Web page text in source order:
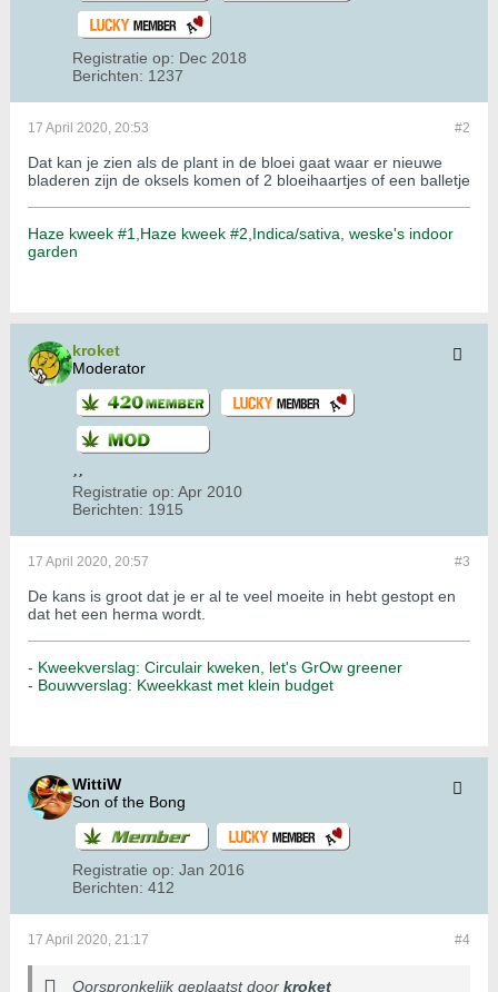
Registratie op: Dec 2018
Berichten: 1237
#2
17 April 2020, 20:53
Dat kan je zien als de plant in de bloei gaat waar er nieuwe
bladeren zijn de oksels komen of 2 bloeihaartjes of een balletje
Haze kweek #1 Haze kweek #2 Indica/sativa weske's indoor
garden
kroket
Moderator
Registratie op: Apr 2010
Berichten: 1915
#3
17 April 2020, 20:57
De kans is groot dat je er al te veel moeite in hebt gestopt en
dat het een herma wordt.
- Kweekverslag: Circulair kweken, let's GrOw greener
- Bouwverslag: Kweekkast met klein budget
WittiW
Son of the Bong
Registratie op: Jan 2016
Berichten: 412
#4
17 April 2020, 21:17
Oorspronkelijk geplaatst door kroket